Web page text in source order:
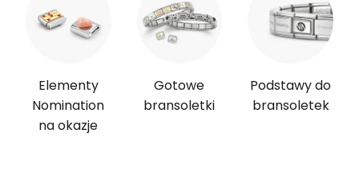
Elementy
Nomination
na okazje
Gotowe
bransoletki
Podstawy do
bransoletek